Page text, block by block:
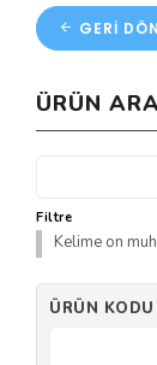
GERI DÖN
ÜRÜN
Filtre
Kelime on
ÜRÜN KODU